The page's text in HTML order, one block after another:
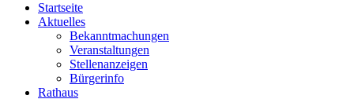
Startseite
Aktuelles
Bekanntmachungen
Veranstaltungen
Stellenanzeigen
Bürgerinfo
Rathaus